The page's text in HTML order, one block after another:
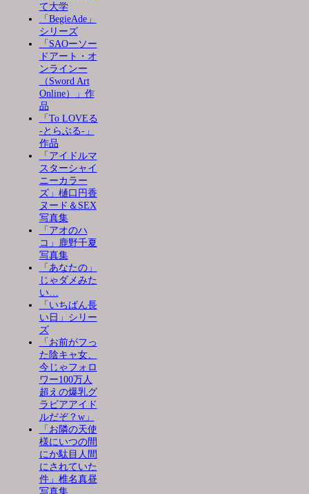
て大学
「BegieAde」
シリーズ
「SAOーソー
ドアート・オ
ンラインー
（Sword Art
Online）」作
品
「To LOVEる
-とらぶる-」
作品
「アイドルマ
スターシャイ
ニーカラー
ズ」樋口円香
ヌード＆SEX
写真集
「アオのハ
コ」鹿野千夏
写真集
「あなたの」
じゃダメみた
い…
「いちばん長
い日」シリー
ズ
「お前がフっ
た陰キャ女、
今じゃフォロ
ワー100万人
超えの爆乳グ
ラビアアイド
ルだぞ？w」
「お隣の天使
様にいつの間
にか駄目人間
にされていた
件」椎名真昼
写真集